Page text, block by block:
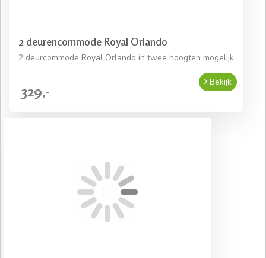
2 deurencommode Royal Orlando
2 deurcommode Royal Orlando in twee hoogten mogelijk
329,-
Bekijk